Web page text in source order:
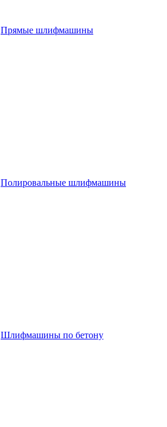
Прямые шлифмашины
Полировальные шлифмашины
Шлифмашины по бетону